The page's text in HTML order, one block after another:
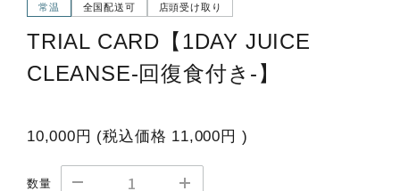
常温 全国配送可 店頭受け取り
TRIAL CARD【1DAY JUICE
CLEANSE-回復食付き-】
10,000円 (税込価格 11,000円 )
数量